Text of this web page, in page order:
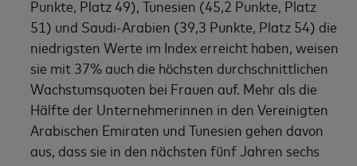
Punkte, Platz 49), Tunesien (45,2 Punkte, Platz
51) und Saudi-Arabien (39,3 Punkte, Platz 54) die
niedrigsten Werte im Index erreicht haben, weisen
sie mit 37% auch die höchsten durchschnittlichen
Wachstumsquoten bei Frauen auf. Mehr als die
Hälfte der Unternehmerinnen in den Vereinigten
Arabischen Emiraten und Tunesien gehen davon
aus, dass sie in den nächsten fünf Jahren sechs